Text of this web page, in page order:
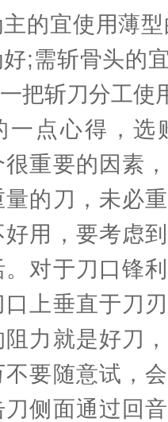
的宜使用薄
;需斩骨头的
把斩刀分工使
心得，选
重要的因素
的刀，未必
用，要考虑
对于刀口锋
上垂直于刀
力就是好刀
要随意试，
刀侧面通过回